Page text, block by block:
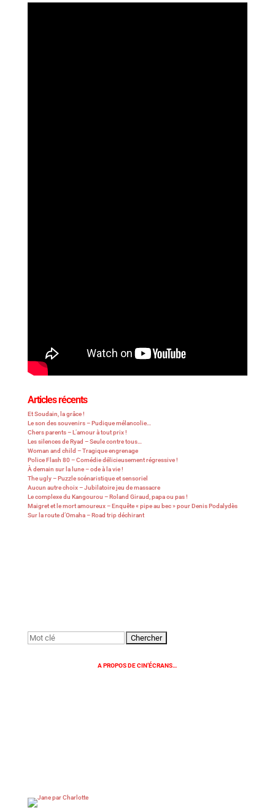
Articles récents
Et Soudain, la grâce !
Le son des souvenirs – Pudique mélancolie…
Chers parents – L’amour à tout prix !
Les silences de Ryad – Seule contre tous…
Woman and child – Tragique engrenage
Police Flash 80 – Comédie délicieusement régressive !
À demain sur la lune – ode à la vie !
The ugly – Puzzle scénaristique et sensoriel
Aucun autre choix – Jubilatoire jeu de massacre
Le complexe du Kangourou – Roland Giraud, papa ou pas !
Maigret et le mort amoureux – Enquête « pipe au bec » pour Denis Podalydès
Sur la route d’Omaha – Road trip déchirant
Rechercher:
A PROPOS DE CIN’ÉCRANS…